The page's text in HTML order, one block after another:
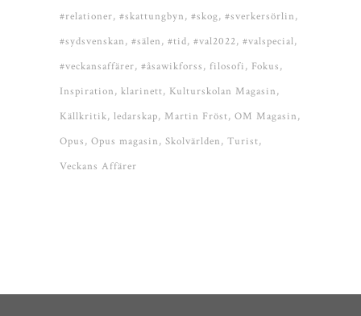
#relationer #skattungbyn #skog #sverkersörlin
#sydsvenskan #sälen #tid #val2022 #valspecial
#veckansaffärer #åsawikforss filosofi
Fokus
Inspiration klarinett Kulturskolan Magasin
Källkritik ledarskap Martin Fröst OM Magasin
Opus Opus magasin Skolvärlden Turist
Veckans Affärer